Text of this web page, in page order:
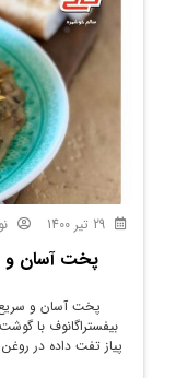
پخت آسان و
پخت آسان و سریع
بیفستراگانوف با
پیاز تفت داده در